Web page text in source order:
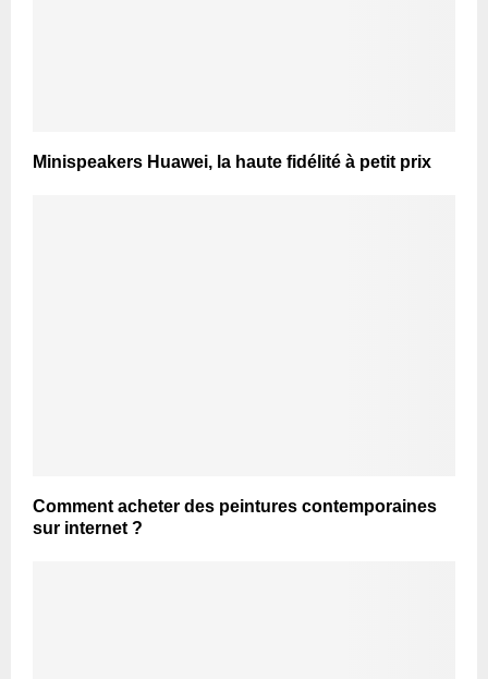
Minispeakers Huawei, la haute fidélité à petit prix
Comment acheter des peintures contemporaines
sur internet ?